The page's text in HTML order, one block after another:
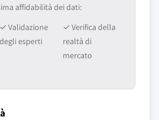
affidabilità dei dati:
✓ Validazione
degli esperti
✓ Verifica della
realtà di
mercato